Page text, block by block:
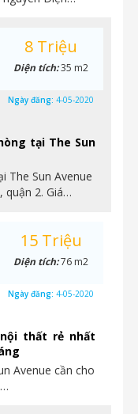
tại The Sun
The Sun Avenue
quận 2. Giá…
8 Triệu
Diện tích:35 m2
Ngày đăng: 4-05-2020
thất rẻ nhất
Avenue cần cho
15 Triệu
Diện tích:76 m2
Ngày đăng: 4-05-2020